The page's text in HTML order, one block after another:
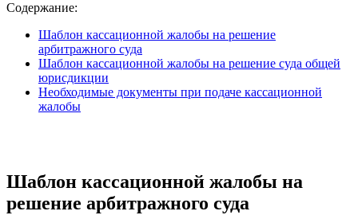
Содержание:
Шаблон кассационной жалобы на решение
арбитражного суда
Шаблон кассационной жалобы на решение суда общей
юрисдикции
Необходимые документы при подаче кассационной
жалобы
Шаблон кассационной жалобы на
решение арбитражного суда